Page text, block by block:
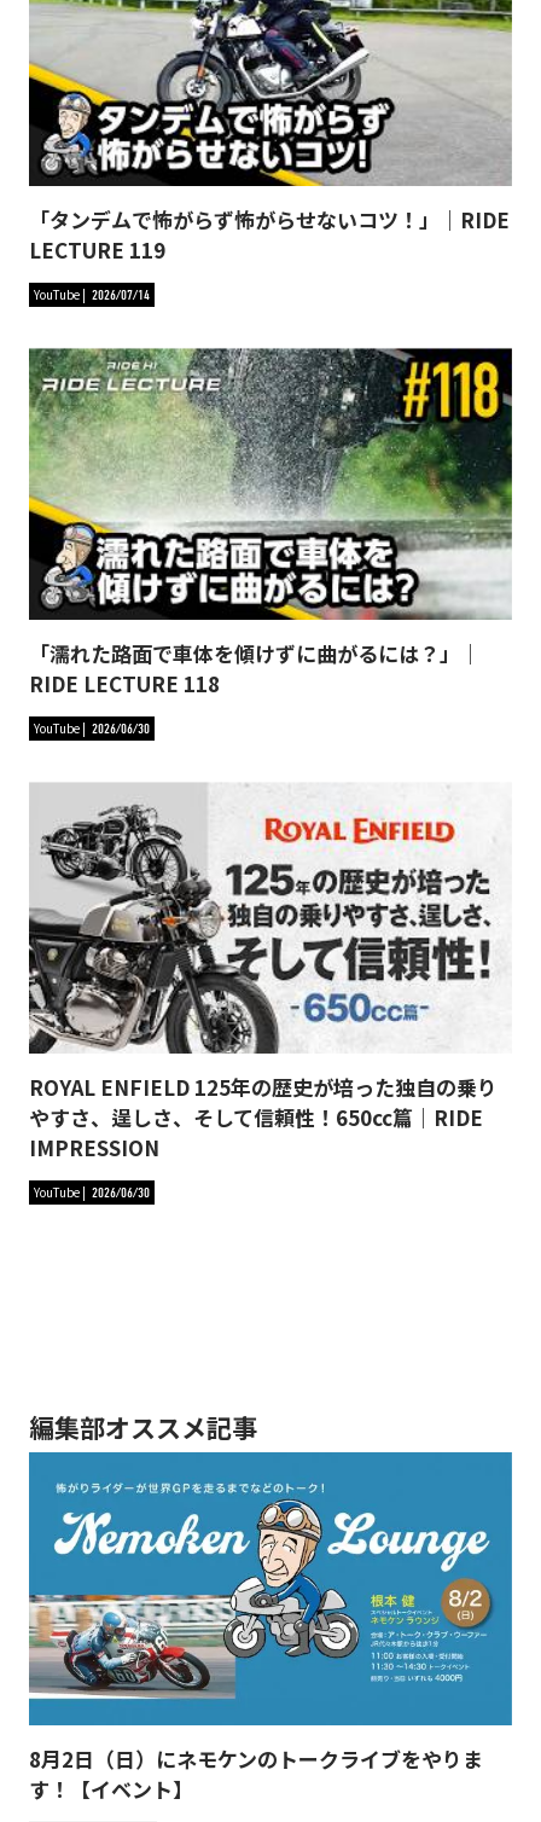
「タンデムで怖がらず怖がらせないコツ！」｜RIDE
LECTURE 119
YouTube 2026/07/14
「濡れた路面で車体を傾けずに曲がるには？」｜
RIDE LECTURE 118
YouTube 2026/06/30
ROYAL ENFIELD 125年の歴史が培った独自の乗り
やすさ、逞しさ、そして信頼性！650cc篇｜RIDE
IMPRESSION
YouTube 2026/06/30
編集部オススメ記事
8月2日（日）にネモケンのトークライブをやりま
す！【イベント】